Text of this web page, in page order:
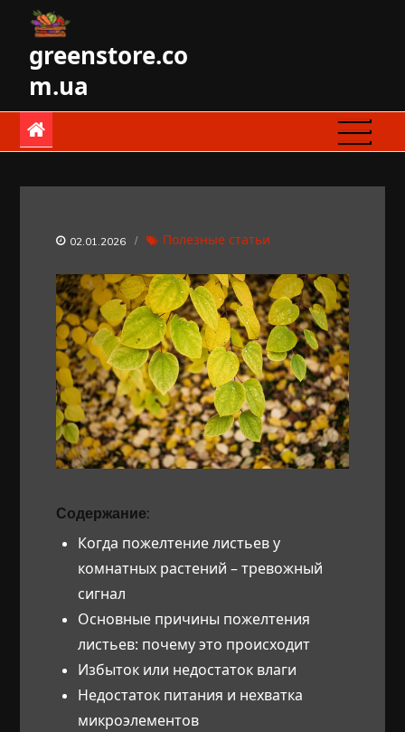
contentgreenstore.co
m.ua
02.01.2026 Полезные статьи
Содержание:
Когда пожелтение листьев у
комнатных растений – тревожный
сигнал
Основные причины пожелтения
листьев: почему это происходит
Избыток или недостаток влаги
Недостаток питания и нехватка
микроэлементов